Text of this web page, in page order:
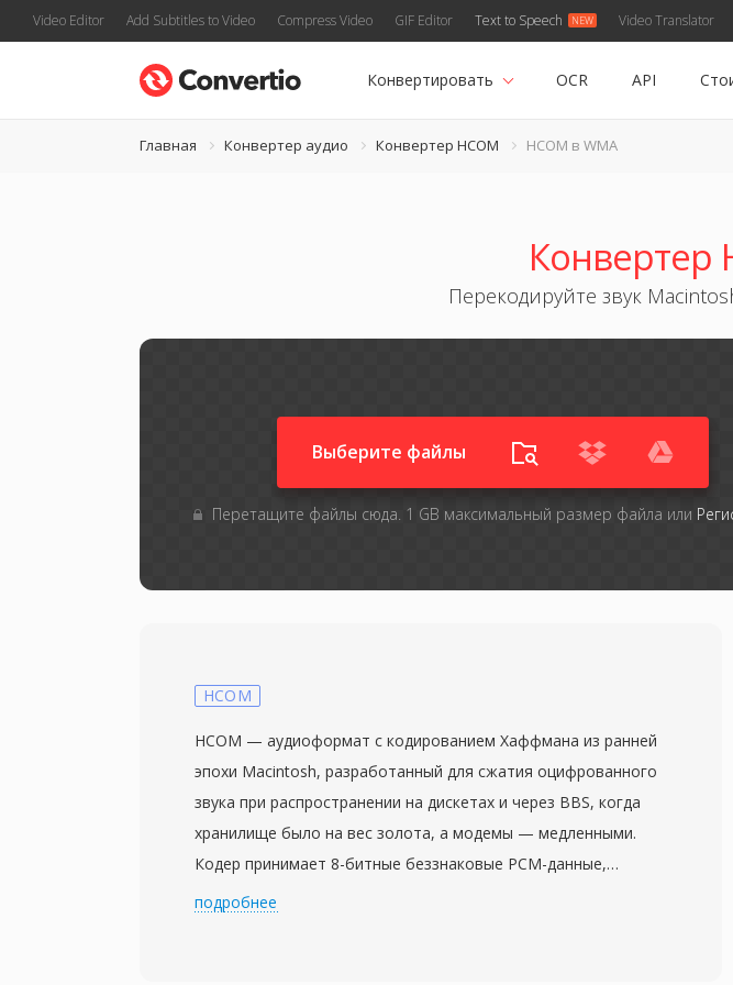
Video Editor Add Subtitles to Video Compress Video GIF Editor Text to Speech Video Translator
Конвертировать OCR API
Главная Конвертер аудио Конвертер HCOM HCOM в WMA
Конвертер
Перекодируйте звук
Выберите файлы
Перетащите файлы сюда. 1 GB максимальный размер файла или
HCOM
HCOM — аудиоформат с кодированием Хаффмана из ранней
эпохи Macintosh, разработанный для сжатия оцифрованного
звука при распространении на дискетах и через BBS, когда
хранилище было на вес золота, а модемы — медленными.
Кодер принимает 8-битные беззнаковые PCM-данные,
вычисляет таблицу частот дельта-значений сэмплов и строит
подробнее